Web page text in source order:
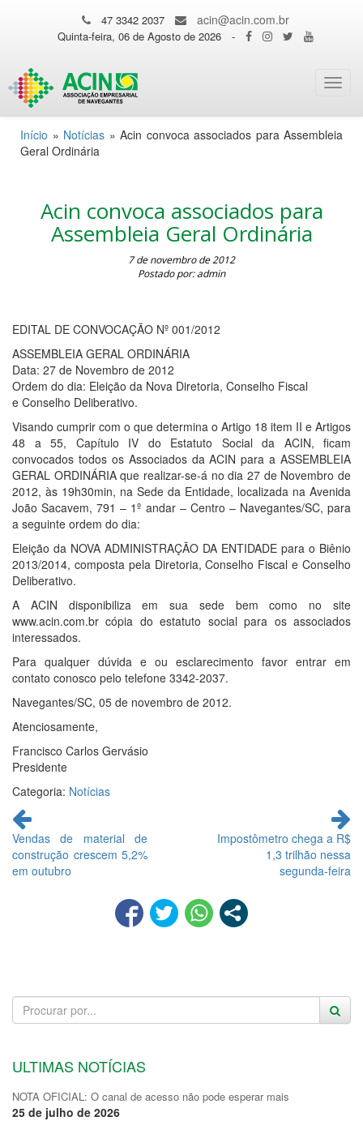
47 3342 2037 acin@acin.com.br
Quinta-feira, 06 de Agosto de 2026 -
Início » Notícias » Acin convoca associados para Assembleia
Geral Ordinária
Acin convoca associados para
Assembleia Geral Ordinária
7 de novembro de 2012
Postado por: admin
EDITAL DE CONVOCAÇÃO Nº 001/2012
ASSEMBLEIA GERAL ORDINÁRIA
Data: 27 de Novembro de 2012
Ordem do dia: Eleição da Nova Diretoria, Conselho Fiscal
e Conselho Deliberativo.
Visando cumprir com o que determina o Artigo 18 item II e Artigos
48 a 55, Capítulo IV do Estatuto Social da ACIN, ficam
convocados todos os Associados da ACIN para a ASSEMBLEIA
GERAL ORDINÁRIA que realizar-se-á no dia 27 de Novembro de
2012, às 19h30min, na Sede da Entidade, localizada na Avenida
João Sacavem, 791 – 1º andar – Centro – Navegantes/SC, para
a seguinte ordem do dia:
Eleição da NOVA ADMINISTRAÇÃO DA ENTIDADE para o Biênio
2013/2014, composta pela Diretoria, Conselho Fiscal e Conselho
Deliberativo.
A ACIN disponibiliza em sua sede bem como no site
www.acin.com.br cópia do estatuto social para os associados
interessados.
Para qualquer dúvida e ou esclarecimento favor entrar em
contato conosco pelo telefone 3342-2037.
Navegantes/SC, 05 de novembro de 2012.
Atenciosamente,
Francisco Carlos Gervásio
Presidente
Categoria: Notícias
Continue
lendo
Vendas de material de
construção crescem 5,2%
em outubro
Impostômetro chega a R$
1,3 trilhão nessa
segunda-feira
ULTIMAS NOTÍCIAS
NOTA OFICIAL: O canal de acesso não pode esperar mais
25 de julho de 2026